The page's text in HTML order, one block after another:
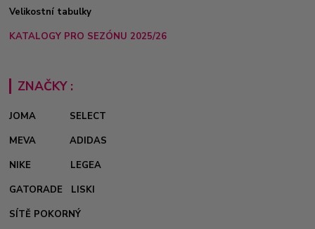
Velikostní tabulky
KATALOGY PRO SEZÓNU 2025/26
ZNAČKY :
JOMA
SELECT
MEVA
ADIDAS
NIKE
LEGEA
GATORADE
LISKI
SÍTĚ POKORNÝ